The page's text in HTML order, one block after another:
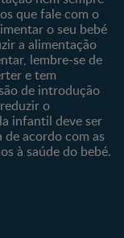
que fale com o
o seu bebé
a alimentação
lembre-se de
e tem
de introdução
o
infantil deve ser
de acordo com as
à saúde do bebé.